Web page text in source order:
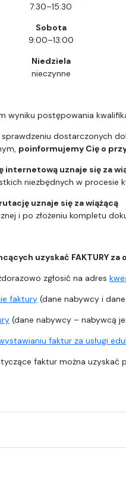
7:30–15:30
Sobota
9:00–13:00
Niedziela
nieczynne
wyniku postępowania
dostarczonych
poinformujemy Cię o
internetową uznaje się za
niezbędnych w procesie
uznaje się za wiążącą
i po złożeniu kompletu
uzyskać FAKTURY za
zgłosić na adres
faktury (dane nabywcy i
(dane nabywcy – nabywcą
faktur za usługi
faktur można uzyskać